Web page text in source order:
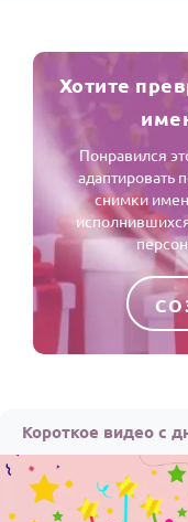
Хотите
Понравился
адаптировать
снимки
Короткое видео с